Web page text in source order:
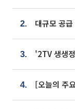
2.
3.
4.